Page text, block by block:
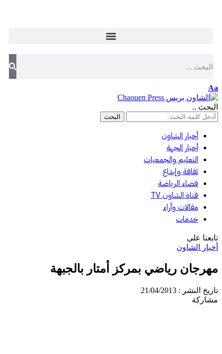
Aa
البحث ..
أخبار الشاون
أخبار الجهة
التعليم والجمعيات
ثقافة وإبداع
فضاء الرياضة
قناة الشاون TV
مقالات وأراء
خدمات
تابعنا على
أخبار الشاون
مهرجان رياضي بمركز أمتار بالجبهة
تاريخ النشر : 21/04/2013
مشاركة